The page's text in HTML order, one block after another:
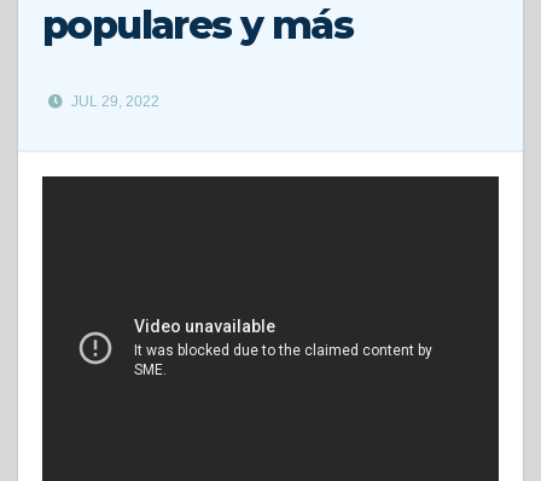
populares y más
JUL 29, 2022